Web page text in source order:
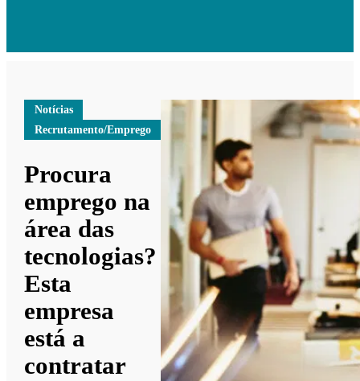
Notícias
Recrutamento/Emprego
Procura
emprego na
área das
tecnologias?
Esta
empresa
está a
contratar